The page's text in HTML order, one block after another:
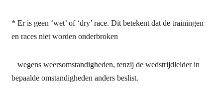
* Er is geen ‘wet’ of ‘dry’ race. Dit betekent dat de trainingen
en races niet worden onderbroken
wegens weersomstandigheden, tenzij de wedstrijdleider in
bepaalde omstandigheden anders beslist.